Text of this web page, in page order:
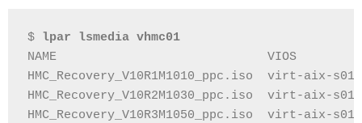
$
lpar lsmedia vhmc01
NAME                             VIOS
HMC_Recovery_V10R1M1010_ppc.iso  virt-aix-
HMC_Recovery_V10R2M1030_ppc.iso  virt-aix-
HMC_Recovery_V10R3M1050_ppc.iso  virt-aix-